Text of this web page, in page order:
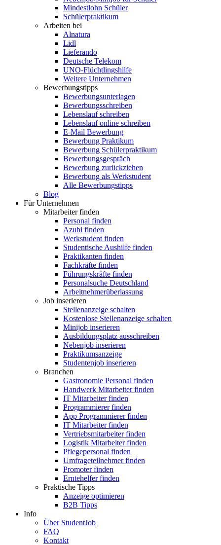
Mindestlohn Schüler
Schülerpraktikum
Arbeiten bei
Alnatura
Lidl
Lieferando
Deutsche Telekom
UNO-Flüchtlingshilfe
Weitere Unternehmen
Bewerbungstipps
Bewerbungsunterlagen
Bewerbungsschreiben
Lebenslauf schreiben
Lebenslauf online schreiben
E-Mail Bewerbung
Bewerbung Praktikum
Bewerbung Schülerpraktikum
Bewerbungsgespräch
Bewerbung zurückziehen
Bewerbung als Werkstudent
Alle Bewerbungstipps
Blog
Für Unternehmen
Mitarbeiter finden
Personal finden
Azubi finden
Werkstudent finden
Studentische Aushilfe finden
Praktikanten finden
Fachkräfte finden
Führungskräfte finden
Personalsuche Deutschland
Arbeitnehmerüberlassung
Job inserieren
Stellenanzeige schalten
Kostenlose Stellenanzeige schalten
Minijob inserieren
Ausbildungsplatz ausschreiben
Nebenjob inserieren
Praktikumsanzeige
Studentenjob inserieren
Branchen
Gastronomie Personal finden
Handwerk Mitarbeiter finden
IT Mitarbeiter finden
Programmierer finden
App Programmierer finden
IT Mitarbeiter finden
Vertriebsmitarbeiter finden
Logistik Mitarbeiter finden
Pflegepersonal finden
Umfrageteilnehmer finden
Promoter finden
Erntehelfer finden
Praktische Tipps
Anzeige optimieren
B2B Tipps
Info
Über StudentJob
FAQ
Kontakt